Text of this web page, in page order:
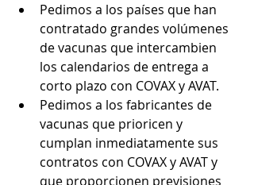
Pedimos a los países que han
contratado grandes volúmenes
de vacunas que intercambien
los calendarios de entrega a
corto plazo con COVAX y AVAT.
Pedimos a los fabricantes de
vacunas que prioricen y
cumplan inmediatamente sus
contratos con COVAX y AVAT y
que proporcionen previsiones